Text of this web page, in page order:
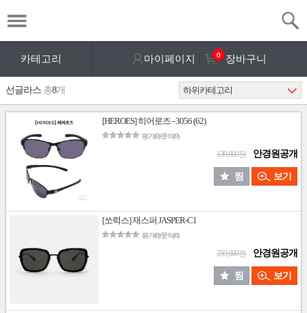
카테고리 마이페이지 0 장바구니
선글라스 총8개
[HEROES] 히어로즈 - 3056 (62)
평가(0)/문의(0)
139,000원 안경원공개
보기
찜
[쏘럭스] 재스퍼 JASPER-C1
평가(0)/문의(0)
259,000원 안경원공개
보기
찜